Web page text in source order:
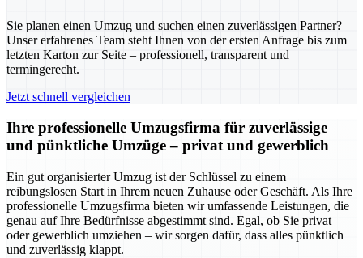
Sie planen einen Umzug und suchen einen zuverlässigen Partner?
Unser erfahrenes Team steht Ihnen von der ersten Anfrage bis zum
letzten Karton zur Seite – professionell, transparent und
termingerecht.
Jetzt schnell vergleichen
Ihre professionelle Umzugsfirma für zuverlässige
und pünktliche Umzüge – privat und gewerblich
Ein gut organisierter Umzug ist der Schlüssel zu einem
reibungslosen Start in Ihrem neuen Zuhause oder Geschäft. Als Ihre
professionelle Umzugsfirma bieten wir umfassende Leistungen, die
genau auf Ihre Bedürfnisse abgestimmt sind. Egal, ob Sie privat
oder gewerblich umziehen – wir sorgen dafür, dass alles pünktlich
und zuverlässig klappt.